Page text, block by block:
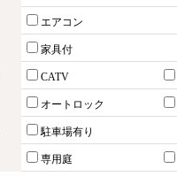
エアコン
家具付
CATV
オートロック
駐車場有り
専用庭